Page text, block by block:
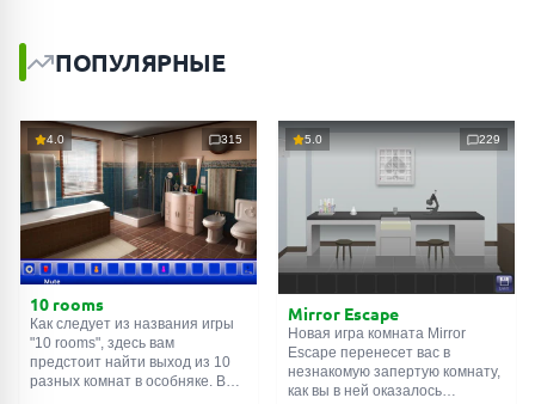
ПОПУЛЯРНЫЕ
4.0 315
10 rooms
Как следует из названия игры
"10 rooms", здесь вам
предстоит найти выход из 10
разных комнат в особняке. В
5.0 229
Mirror Escape
Новая игра комната Mirror
Escape перенесет вас в
незнакомую запертую комнату,
как вы в ней оказалось